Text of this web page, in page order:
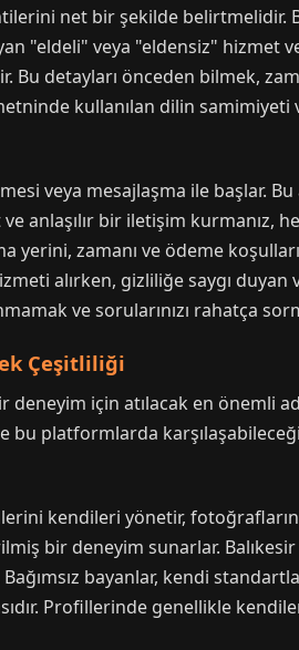
net bir şekilde belirtmelidir.
"eldeli" veya "eldensiz"
Bu detayları önceden bilmek,
kullanılan dilin
veya mesajlaşma ile başlar.
anlaşılır bir iletişim
zamanı ve ödeme
alırken, gizliliğe saygı
ve sorularınızı rahatça
Çeşitliliği
için atılacak en önemli
platformlarda
kendileri yönetir,
bir deneyim sunarlar.
bayanlar, kendi
Profillerinde genellikle